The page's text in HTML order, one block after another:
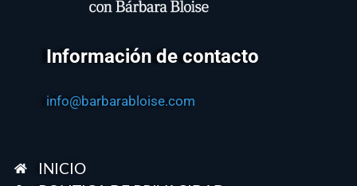
Información de contacto
info@barbarabloise.com
INICIO